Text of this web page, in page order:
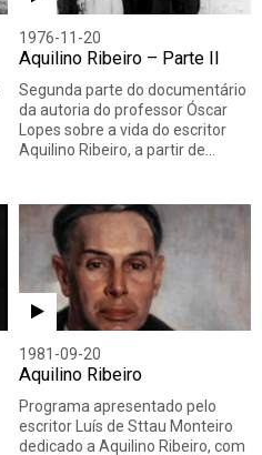
1976-11-20
Aquilino Ribeiro – Parte II
Segunda parte do documentário
da autoria do professor Óscar
Lopes sobre a vida do escritor
Aquilino Ribeiro, a partir de…
1981-09-20
Aquilino Ribeiro
Programa apresentado pelo
escritor Luís de Sttau Monteiro
dedicado a Aquilino Ribeiro, com